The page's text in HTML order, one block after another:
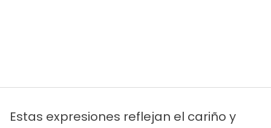
Estas expresiones reflejan el cariño y